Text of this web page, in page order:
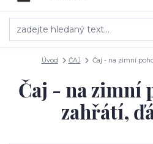
Úvod ČAJ Čaj - na zimní
Čaj - na zimní
zahřátí,